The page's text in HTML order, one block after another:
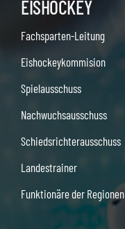
EISHOCKEY
Fachsparten-Leitung
Eishockeykommision
Spielausschuss
Nachwuchsausschuss
Schiedsrichterausschuss
Landestrainer
Funktionäre der Regionen